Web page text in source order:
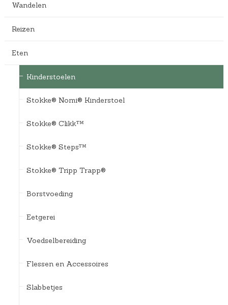
Wandelen
Reizen
Eten
Kinderstoelen
Stokke® Nomi® Kinderstoel
Stokke® Clikk™
Stokke® Steps™
Stokke® Tripp Trapp®
Borstvoeding
Eetgerei
Voedselbereiding
Flessen en Accessoires
Slabbetjes